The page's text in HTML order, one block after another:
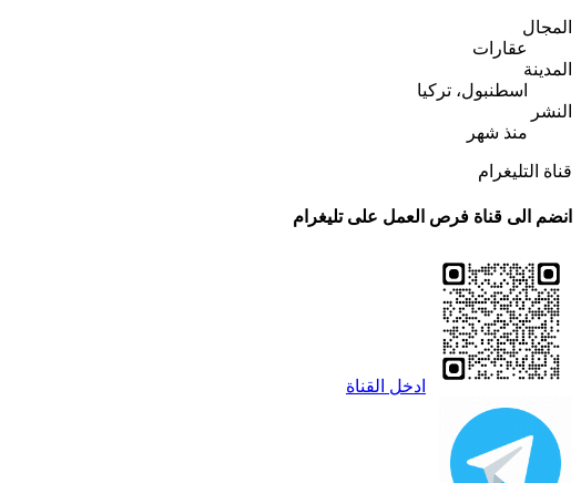
المجال
عقارات
المدينة
اسطنبول، تركيا
النشر
منذ شهر
قناة التليغرام
انضم الى قناة فرص العمل على تليغرام
ادخل القناة